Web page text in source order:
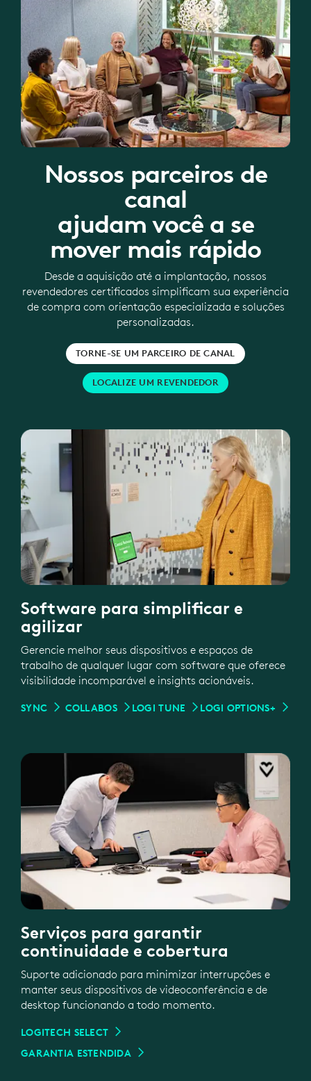
Nossos parceiros de
canal
ajudam você a se
mover mais rápido
Desde a aquisição até a implantação, nossos
revendedores certificados simplificam sua experiência
de compra com orientação especializada e soluções
personalizadas.
TORNE-SE UM PARCEIRO DE CANAL
LOCALIZE UM REVENDEDOR
Software para simplificar e
agilizar
Gerencie melhor seus dispositivos e espaços de
trabalho de qualquer lugar com software que oferece
visibilidade incomparável e insights acionáveis.
SYNC COLLABOS LOGI TUNE LOGI OPTIONS+
Serviços para garantir
continuidade e cobertura
Suporte adicionado para minimizar interrupções e
manter seus dispositivos de videoconferência e de
desktop funcionando a todo momento.
LOGITECH SELECT
GARANTIA ESTENDIDA